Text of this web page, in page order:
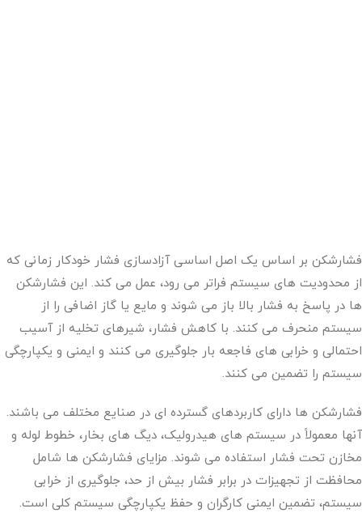
فشارشکن بر اساس یک اصل اساسی آزادسازی فشار خودکار زمانی که
از محدودیت های سیستم فراتر می رود، عمل می کند. این فشارشکن
ها در پاسخ به فشار بالا باز می شوند و مایع یا گاز اضافی را از
سیستم منحرف می کنند. با کاهش فشار، شیرهای تخلیه از آسیب
احتمالی و خرابی های فاجعه بار جلوگیری می کنند و ایمنی و یکپارچگی
سیستم را تضمین می کنند.
فشارشکن ها دارای کاربردهای گسترده ای در صنایع مختلف می باشند.
آنها معمولاً در سیستم های هیدرولیک، دیگ های بخار، خطوط لوله و
مخازن تحت فشار استفاده می شوند. مزایای فشارشکن ها شامل
محافظت از تجهیزات در برابر فشار بیش از حد، جلوگیری از خرابی
سیستم، تضمین ایمنی کارگران و حفظ یکپارچگی سیستم کلی است.